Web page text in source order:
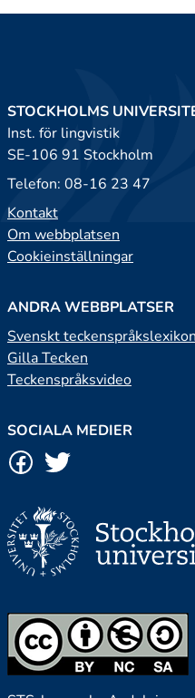
STOCKHOLMS
Inst. för lingvistik
SE-106 91 Stockholm
Telefon: 08-16 23 47
Kontakt
Om webbplatsen
Cookieinställningar
ANDRA WEBBPLATSER
Svenskt teckenspråkslexikon
Gilla Tecken
Teckenspråksvideo
SOCIALA MEDIER